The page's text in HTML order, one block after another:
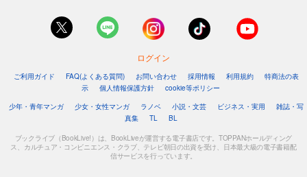
ログイン
ご利用ガイド FAQ(よくある質問) お問い合わせ 採用情報 利用規約
特商法の表
示
個人情報保護方針
cookie等ポリシー
少年・青年マンガ
少女・女性マンガ ラノベ 小説・文芸 ビジネス・実用
雑誌・写
真集
TL BL
ブックライブ（BookLive!）は、BookLiveが運営する電子書店です。TOPPANホールディング
ス、カルチュア・コンビニエンス・クラブ、テレビ朝日の出資を受け、日本最大級の電子書籍配
信サービスを行っています。